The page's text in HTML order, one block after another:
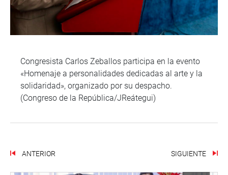
Congresista Carlos Zeballos participa en la evento
«Homenaje a personalidades dedicadas al arte y la
solidaridad», organizado por su despacho.
(Congreso de la República/JReátegui)
ANTERIOR SIGUIENTE